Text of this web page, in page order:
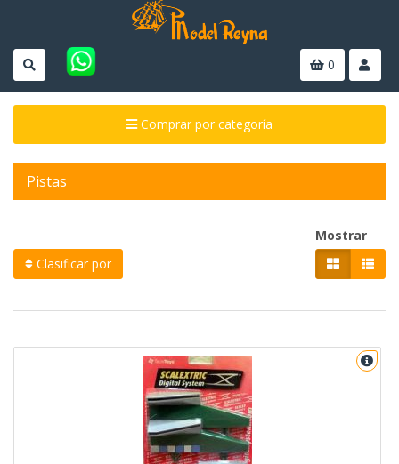
0
Comprar por categoría
Pistas
Clasificar por
Mostrar